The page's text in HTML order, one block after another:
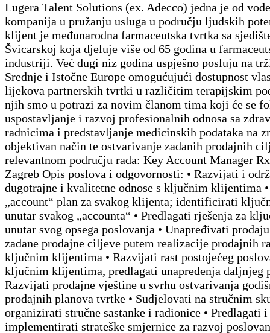
Lugera Talent Solutions (ex. Adecco) jedna je od
kompanija u pružanju usluga u području ljudskih
klijent je međunarodna farmaceutska tvrtka sa
Švicarskoj koja djeluje više od 65 godina u
industriji. Već dugi niz godina uspješno posluju na
Srednje i Istočne Europe omogućujući dostupnost
lijekova partnerskih tvrtki u različitim terapijskim
njih smo u potrazi za novim članom tima koji će se
uspostavljanje i razvoj profesionalnih odnosa sa
radnicima i predstavljanje medicinskih podataka na
objektivan način te ostvarivanje zadanih prodajnih
relevantnom području rada: Key Account Manager
Zagreb Opis poslova i odgovornosti: • Razvijati i
dugotrajne i kvalitetne odnose s ključnim klijentima
„account“ plan za svakog klijenta; identificirati
unutar svakog „accounta“ • Predlagati rješenja za
unutar svog opsega poslovanja • Unapređivati
zadane prodajne ciljeve putem realizacije prodajnih
ključnim klijentima • Razvijati rast postojećeg
ključnim klijentima, predlagati unapređenja daljnjeg
Razvijati prodajne vještine u svrhu ostvarivanja
prodajnih planova tvrtke • Sudjelovati na stručnim
organizirati stručne sastanke i radionice • Predlagati i
implementirati strateške smjernice za razvoj